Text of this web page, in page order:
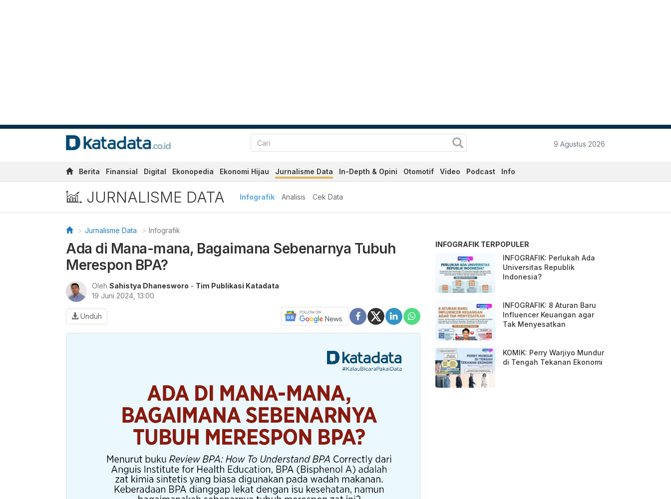
9 Agustus 2026
Berita Finansial Digital Ekonopedia Ekonomi Hijau Jurnalisme Data In-Depth & Opini Otomotif Video Podcast Info
JURNALISME DATA Infografik Analisis Cek Data
Jurnalisme Data Infografik
Ada di Mana-mana, Bagaimana Sebenarnya Tubuh
Merespon BPA?
Oleh Sahistya Dhanesworo - Tim Publikasi Katadata
19 Juni 2024, 13:00
Unduh
INFOGRAFIK TERPOPULER
INFOGRAFIK: Perlukah Ada
Universitas Republik
Indonesia?
INFOGRAFIK: 8 Aturan Baru
Influencer Keuangan agar
Tak Menyesatkan
KOMIK: Perry Warjiyo Mundur
di Tengah Tekanan Ekonomi